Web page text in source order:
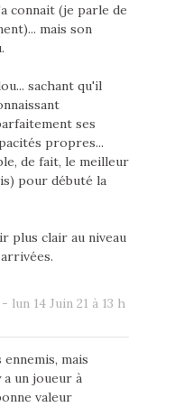
connait (je parle de
mais son
sachant qu'il
ses
propres...
de fait, le meilleur
pour débuté la
plus clair au niveau
lun 14 Juin 21 à 13 h
mais
un joueur à
valeur